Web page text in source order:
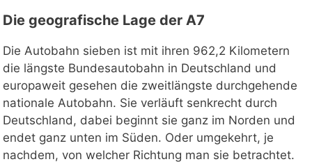
Die geografische Lage der A7
Die Autobahn sieben ist mit ihren 962,2 Kilometern
die längste Bundesautobahn in Deutschland und
europaweit gesehen die zweitlängste durchgehende
nationale Autobahn. Sie verläuft senkrecht durch
Deutschland, dabei beginnt sie ganz im Norden und
endet ganz unten im Süden. Oder umgekehrt, je
nachdem, von welcher Richtung man sie betrachtet.